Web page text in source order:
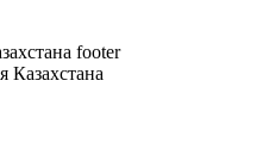
Казахстана